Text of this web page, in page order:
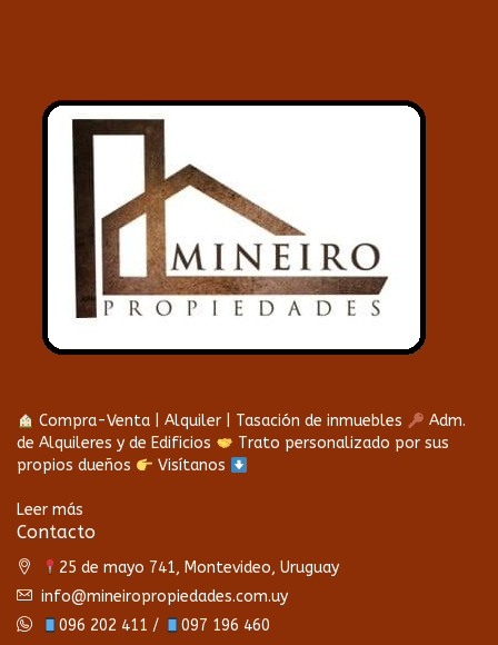
Compra-Venta | Alquiler | Tasación de inmuebles
Adm.
de Alquileres y de Edificios
Trato personalizado por sus
propios dueños
Visítanos
Leer más
Contacto
25 de mayo 741, Montevideo, Uruguay
info@mineiropropiedades.com.uy
096 202 411 /
097 196 460